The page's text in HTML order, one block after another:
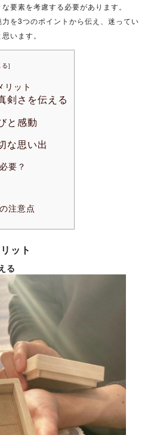
要素を考慮する必要があります。
を3つのポイントから伝え、迷ってい
います。
]
リット
剣さを伝える
と感動
な思い出
要？
注意点
ット
る